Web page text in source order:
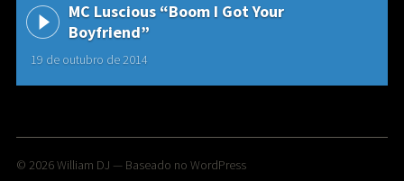
MC Luscious “Boom I Got Your
Boyfriend”
19 de outubro de 2014
© 2026William DJ — Baseado no WordPress